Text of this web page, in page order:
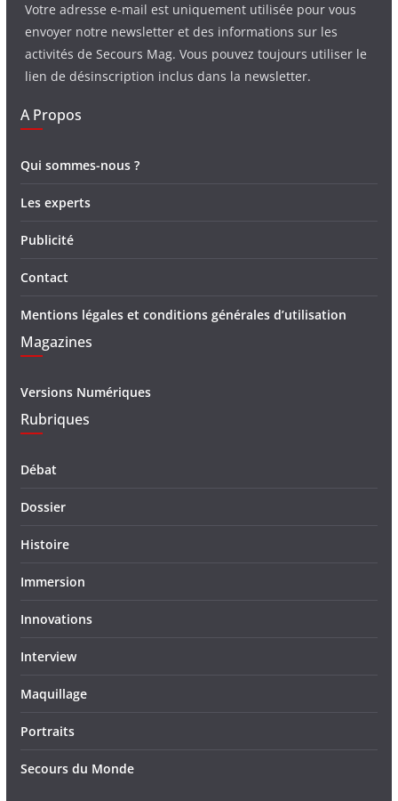
Votre adresse e-mail est uniquement utilisée pour vous
envoyer notre newsletter et des informations sur les
activités de Secours Mag. Vous pouvez toujours utiliser le
lien de désinscription inclus dans la newsletter.
A Propos
Qui sommes-nous ?
Les experts
Publicité
Contact
Mentions légales et conditions générales d’utilisation
Magazines
Versions Numériques
Rubriques
Débat
Dossier
Histoire
Immersion
Innovations
Interview
Maquillage
Portraits
Secours du Monde